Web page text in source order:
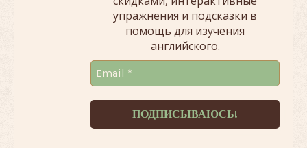
упражнения и подсказки в
помощь для изучения
английского.